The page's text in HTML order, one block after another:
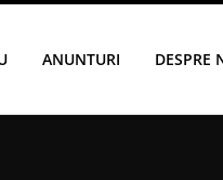
ANUNTURI DESPRE